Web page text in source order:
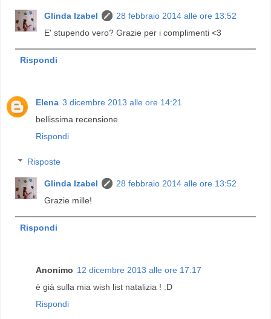
Glinda Izabel
28 febbraio 2014 alle ore 13:52
E' stupendo vero? Grazie per i complimenti <3
Rispondi
Elena 3 dicembre 2013 alle ore 14:21
bellissima recensione
Rispondi
Risposte
Glinda Izabel
28 febbraio 2014 alle ore 13:52
Grazie mille!
Rispondi
Anonimo 12 dicembre 2013 alle ore 17:17
è già sulla mia wish list natalizia ! :D
Rispondi